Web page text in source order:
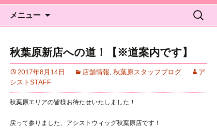
メニュー
検
秋葉原新店への道！【※道案内です】
2017年8月14日 店舗情報 秋葉原スタッフブログ
ア
シストSTAFF
秋葉原エリアの皆様お待たせいたしました！
戻って参りました、アシストウィッグ秋葉原店です！